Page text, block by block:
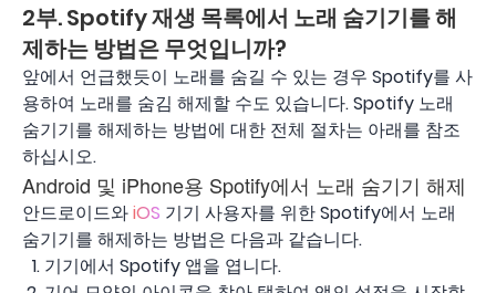
2부. Spotify 재생 목록에서 노래 숨기기를 해
제하는 방법은 무엇입니까?
앞에서 언급했듯이 노래를 숨길 수 있는 경우 Spotify를 사
용하여 노래를 숨김 해제할 수도 있습니다. Spotify 노래
숨기기를 해제하는 방법에 대한 전체 절차는 아래를 참조
하십시오.
Android 및 iPhone용 Spotify에서 노래 숨기기 해제
안드로이드와iOS 기기 사용자를 위한 Spotify에서 노래
숨기기를 해제하는 방법은 다음과 같습니다.
기기에서 Spotify 앱을 엽니다.